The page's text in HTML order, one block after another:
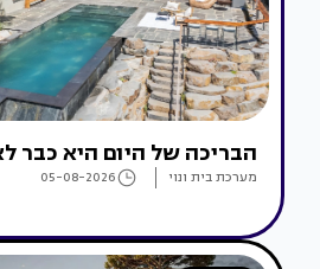
הבריכה של היום היא כבר
מערכת בית ונוי 05-08-2026